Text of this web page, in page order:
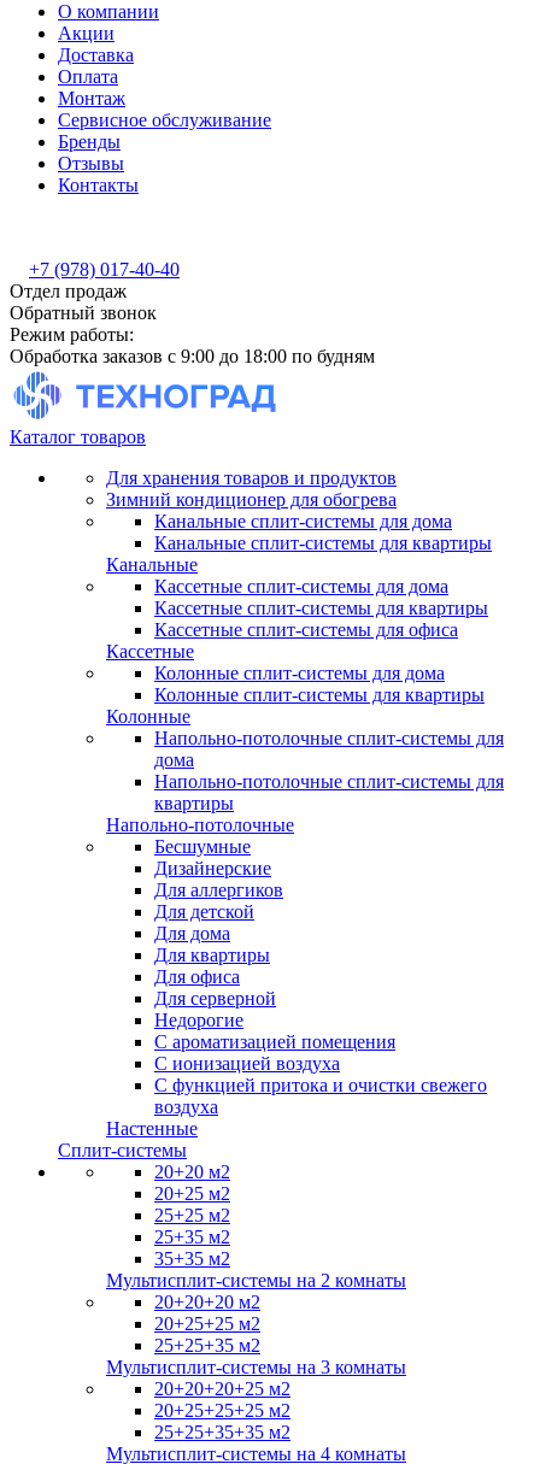
О компании
Акции
Доставка
Оплата
Монтаж
Сервисное обслуживание
Бренды
Отзывы
Контакты
+7 (978) 017-40-40
Отдел продаж
Обратный звонок
Режим работы:
Обработка заказов с 9:00 до 18:00 по будням
Каталог товаров
Для хранения товаров и продуктов
Зимний кондиционер для обогрева
Канальные сплит-системы для дома
Канальные сплит-системы для квартиры
Канальные
Кассетные сплит-системы для дома
Кассетные сплит-системы для квартиры
Кассетные сплит-системы для офиса
Кассетные
Колонные сплит-системы для дома
Колонные сплит-системы для квартиры
Колонные
Напольно-потолочные сплит-системы для
дома
Напольно-потолочные сплит-системы для
квартиры
Напольно-потолочные
Бесшумные
Дизайнерские
Для аллергиков
Для детской
Для дома
Для квартиры
Для офиса
Для серверной
Недорогие
С ароматизацией помещения
С ионизацией воздуха
С функцией притока и очистки свежего
воздуха
Настенные
Сплит-системы
20+20 м2
20+25 м2
25+25 м2
25+35 м2
35+35 м2
Мультисплит-системы на 2 комнаты
20+20+20 м2
20+25+25 м2
25+25+35 м2
Мультисплит-системы на 3 комнаты
20+20+20+25 м2
20+25+25+25 м2
25+25+35+35 м2
Мультисплит-системы на 4 комнаты